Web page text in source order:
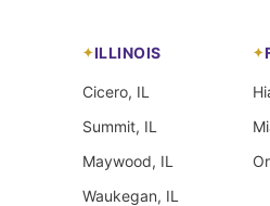
ILLINOIS
Cicero, IL
Summit, IL
Maywood, IL
Waukegan, IL